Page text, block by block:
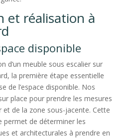
et réalisation à
disponible
d’un meuble sous escalier sur
la première étape essentielle
de l’espace disponible. Nos
place pour prendre les mesures
et de la zone sous-jacente. Cette
permet de déterminer les
et architecturales à prendre en